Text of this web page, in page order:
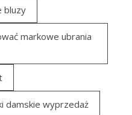
bluzy
markowe ubrania
damskie wyprzedaż